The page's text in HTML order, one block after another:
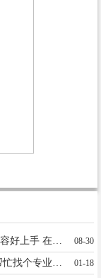
招工 男 两名 预计干二十天左右工作内容好上手 在榆次，管吃住。 电话18234115010微信同步 08-30
01-18